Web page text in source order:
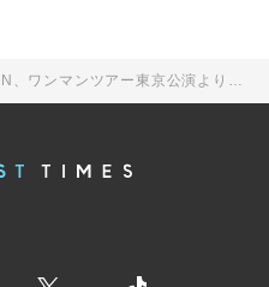
CLAN QUEEN、ワンマンツアー東京公演より「SPEED」ライブ映像公開